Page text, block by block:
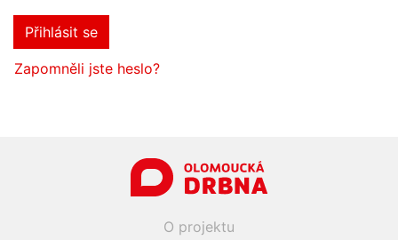
Přihlásit se
Zapomněli jste heslo?
O projektu